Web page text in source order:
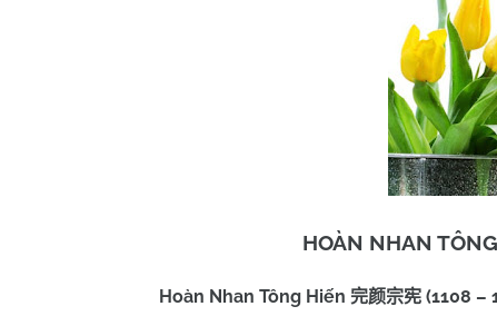
HOÀN NHAN
Hoàn Nhan Tông Hiến 完颜宗宪 (1108 –